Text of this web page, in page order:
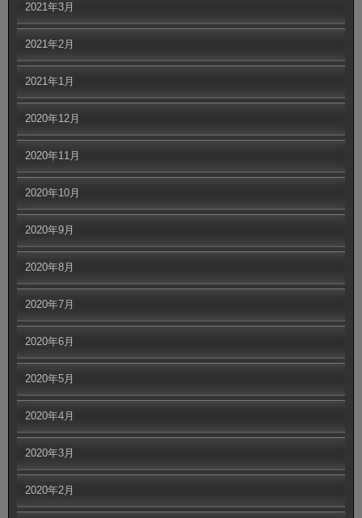
2021年3月
2021年2月
2021年1月
2020年12月
2020年11月
2020年10月
2020年9月
2020年8月
2020年7月
2020年6月
2020年5月
2020年4月
2020年3月
2020年2月